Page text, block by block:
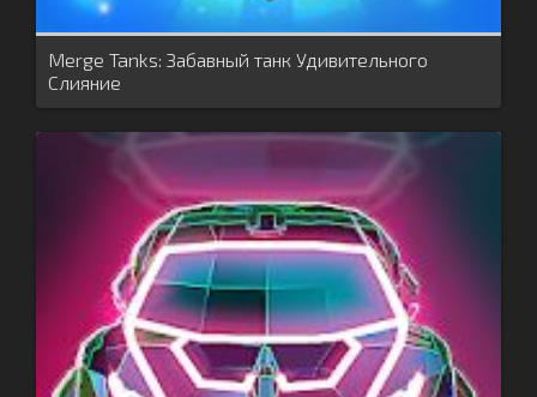
Merge Tanks: Забавный танк Удивительного
Слияние